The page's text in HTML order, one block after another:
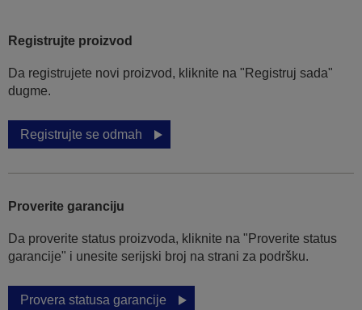
Registrujte proizvod
Da registrujete novi proizvod, kliknite na "Registruj sada"
dugme.
Registrujte se odmah
Proverite garanciju
Da proverite status proizvoda, kliknite na "Proverite status
garancije" i unesite serijski broj na strani za podršku.
Provera statusa garancije